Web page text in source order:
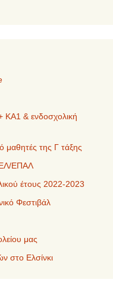
ΚΑ1 & ενδοσχολική
μαθητές της Γ τάξης
ΕΠΑΛ
έτους 2022-2023
Φεστιβάλ
μας
στο Ελσίνκι